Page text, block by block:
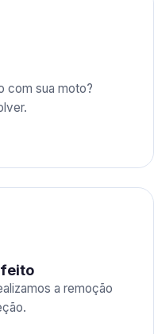
com sua moto?
a remoção